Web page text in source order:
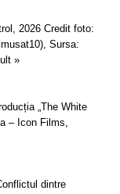
2026 Credit foto:
Sursa:
»
„The White
– Icon Films,
dintre